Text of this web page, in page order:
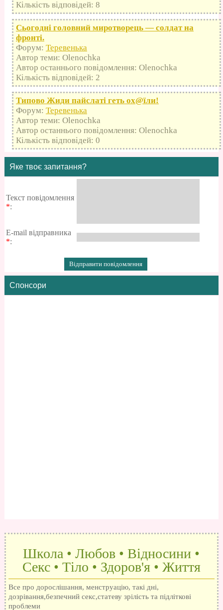
Кількість відповідей: 8
Сьогодні головний миротворець — солдат на
фронті.
Форум: Теревенька
Автор теми: Olenochka
Автор останнього повідомлення: Olenochka
Кількість відповідей: 2
Типово Жиди пайслаті геть оx@їли!
Форум: Теревенька
Автор теми: Olenochka
Автор останнього повідомлення: Olenochka
Кількість відповідей: 0
Яке твоє запитання?
Текст повідомлення
*:
E-mail відправника
*:
Спонсори
Школа • Любов • Відносини •
Секс • Тіло • Здоров'я • Життя
Все про дорослішання, менструацію, такі дні,
дозрівання,безпечний секс,статеву зрілість та підліткові
проблеми